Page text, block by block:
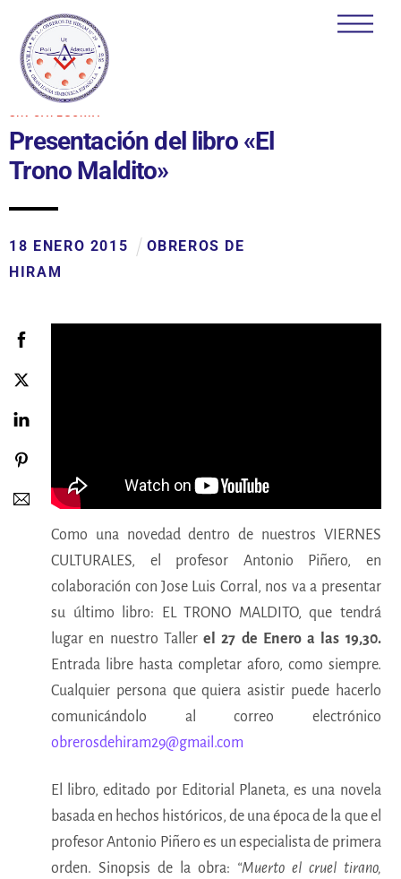
content
SIN CATEGORÍA
Presentación del libro «El
Trono Maldito»
18 ENERO 2015
OBREROS DE
HIRAM
Como una novedad dentro de nuestros VIERNES
CULTURALES, el profesor Antonio Piñero, en
colaboración con Jose Luis Corral, nos va a presentar
su último libro: EL TRONO MALDITO, que tendrá
lugar en nuestro Tallerel 27 de Enero a las 19,30.
Entrada libre hasta completar aforo, como siempre.
Cualquier persona que quiera asistir puede hacerlo
comunicándolo al correo electrónico
obrerosdehiram29@gmail.com
El libro, editado por Editorial Planeta, es una novela
basada en hechos históricos, de una época de la que el
profesor Antonio Piñero es un especialista de primera
orden. Sinopsis de la obra: “Muerto el cruel tirano,